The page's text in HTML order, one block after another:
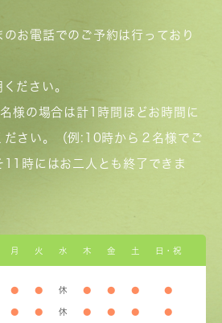
お電話でのご予約は行っており
ださい。
様の場合は計1時間ほどお時間に
ださい。（例:10時から２名様でご
11時にはお二人とも終了できま
月 火 水 木 金 土 日・祝
● ● 休 ● ● ● ●
● ● 休 ● ● ● ●